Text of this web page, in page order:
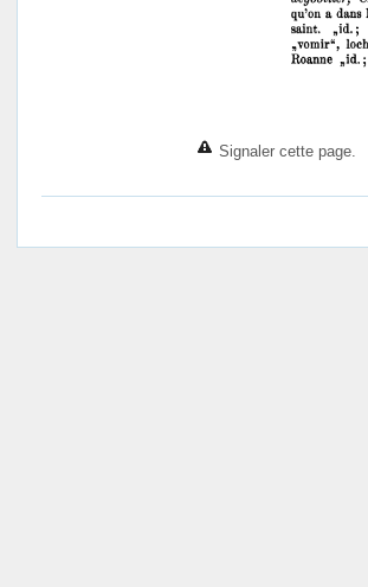
Signaler cette page.